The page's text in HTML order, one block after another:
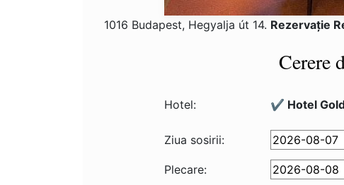
1016 Budapest, Hegyalja út 14. Rezervaţie
Cerere
Hotel: ✔️ Hotel
Ziua sosirii:
Plecare: